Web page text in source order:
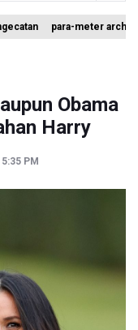
Masuk Program
sebagai
Jadi Calon Paskibraka
para-meter
Obama
Harry
PM